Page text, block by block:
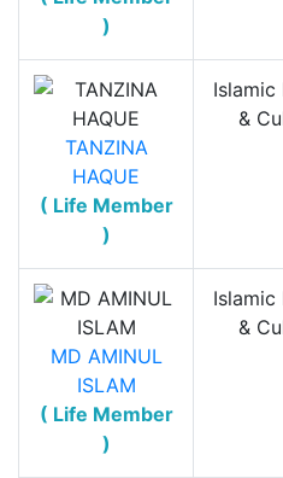
)
TANZINA
HAQUE
( Life Member
)
&
MD AMINUL
ISLAM
( Life Member
)
&